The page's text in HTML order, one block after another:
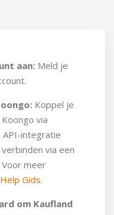
aan: Meld je
Koppel je
via
API-integratie
via een
Voor meer
Gids.
om Kaufland